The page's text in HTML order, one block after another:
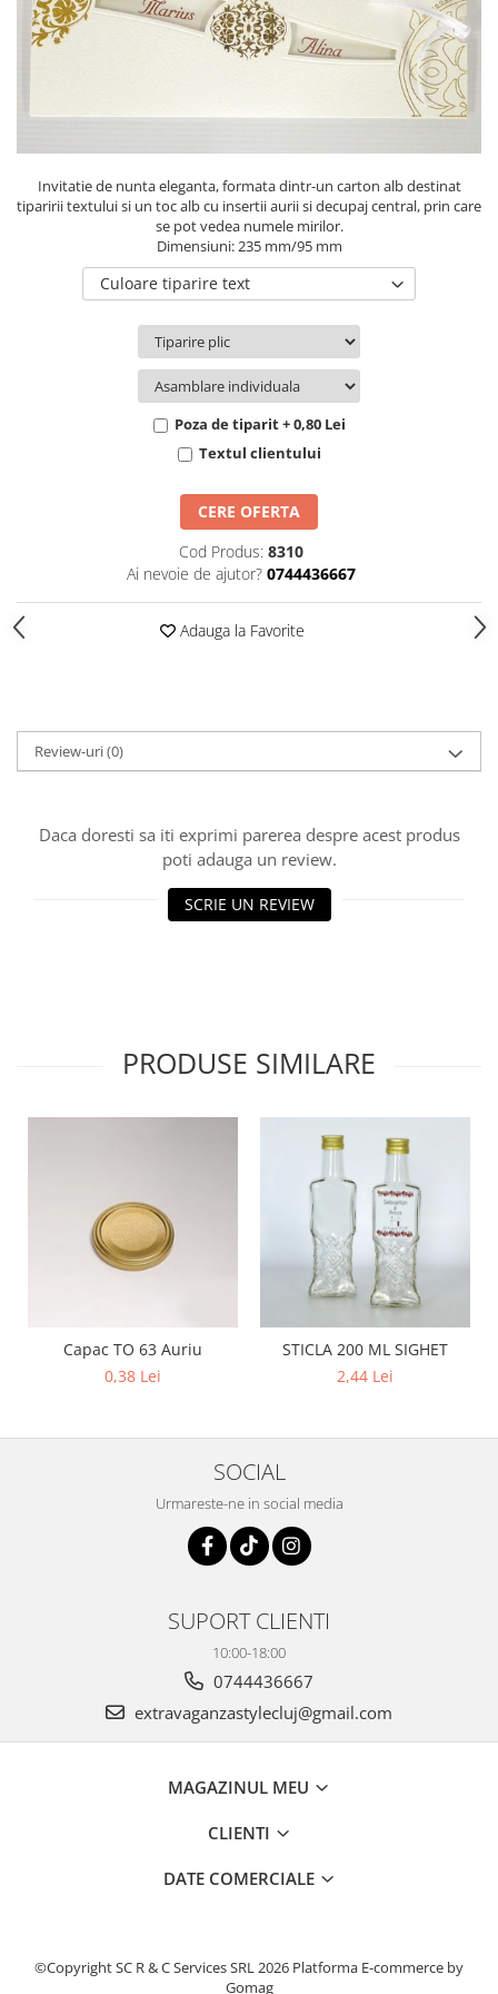
Pachete marturii
Pungi si cutii prajituri
Cutii flori de hartie
Cutii flori de sapun
Cutii LUX
2025 Craciun
1 Martie
2020 Craciun si Anul Nou
2021 Crăciun
2022 Crăciun
Toamna și Halloween
Buchete extravagante
Invitatie de nunta eleganta, formata dintr-un carton alb destinat
tiparirii textului si un toc alb cu insertii aurii si decupaj central, prin care
se pot vedea numele mirilor.
Dimensiuni: 235 mm/95 mm
Culoare tiparire text
Poza de tiparit + 0,80 Lei
Textul clientului
CERE OFERTA
Cod Produs: 8310
Ai nevoie de ajutor? 0744436667
Adauga la Favorite
Review-uri(0)
Daca doresti sa iti exprimi parerea despre acest produs
poti adauga un review.
SCRIE UN REVIEW
PRODUSE SIMILARE
Capac TO 63 Auriu
0,38 Lei
STICLA 200 ML SIGHET
2,44 Lei
SOCIAL
Urmareste-ne in social media
SUPORT CLIENTI
10:00-18:00
0744436667
extravaganzastylecluj@gmail.com
MAGAZINUL MEU
CLIENTI
DATE COMERCIALE
©Copyright SC R & C Services SRL 2026 Platforma E-commerce by
Gomag